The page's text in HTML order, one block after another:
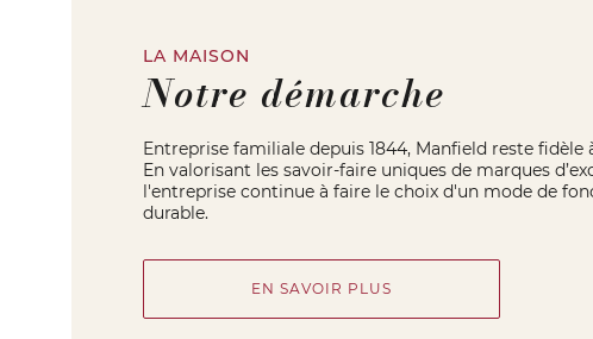
LA MAISON
Notre démarche
Entreprise familiale depuis 1844, Manfield reste fidèle
En valorisant les savoir-faire uniques de marques
l'entreprise continue à faire le choix d'un mode de
durable.
EN SAVOIR PLUS